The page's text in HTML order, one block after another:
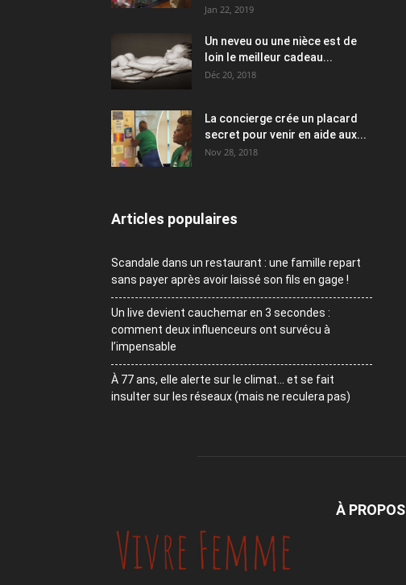
Jan 22, 2019
Un neveu ou une nièce est de
loin le meilleur cadeau...
Déc 20, 2018
La concierge crée un placard
secret pour venir en aide aux...
Nov 28, 2018
Articles populaires
Scandale dans un restaurant : une famille repart
sans payer après avoir laissé son fils en gage !
Un live devient cauchemar en 3 secondes :
comment deux influenceurs ont survécu à
l’impensable
À 77 ans, elle alerte sur le climat… et se fait
insulter sur les réseaux (mais ne reculera pas)
À PROPOS